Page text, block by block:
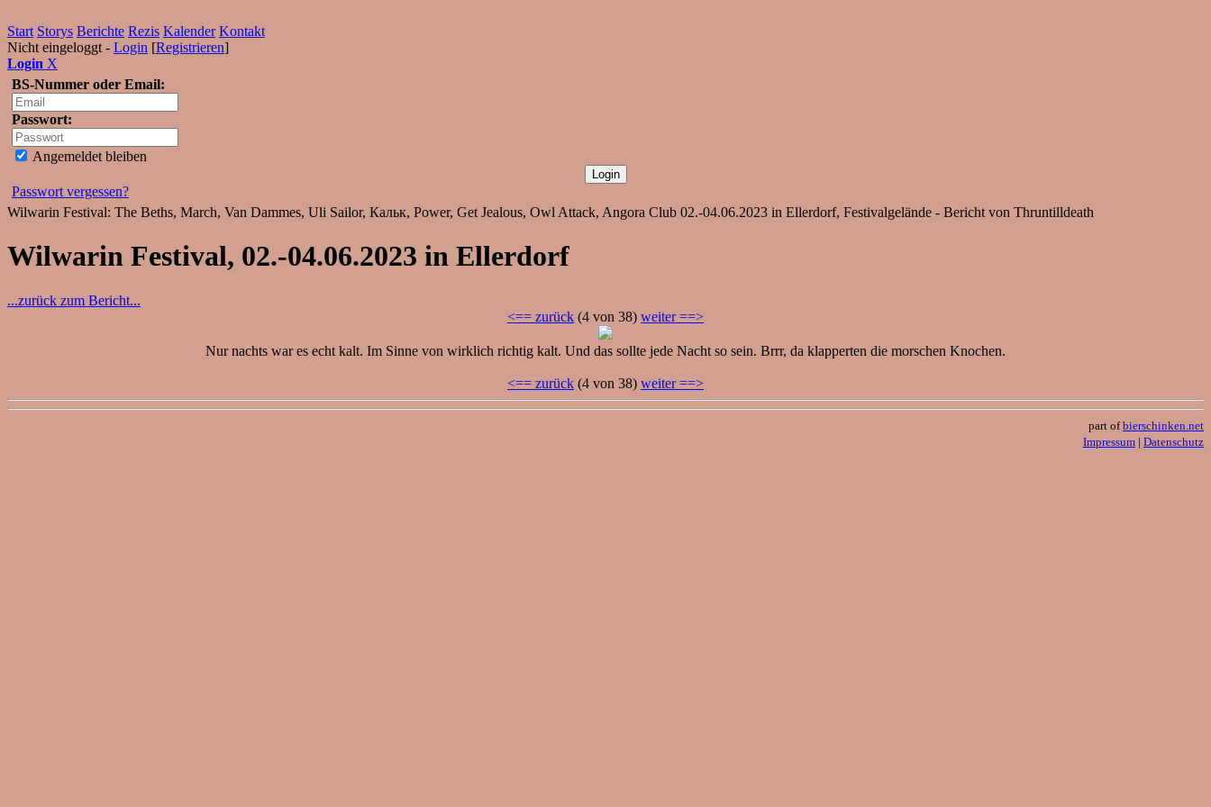
Start Storys Berichte Rezis Kalender Kontakt
Nicht eingeloggt - Login [Registrieren]
Login X
BS-Nummer oder Email:
Passwort:
Angemeldet bleiben
Passwort vergessen?
Wilwarin Festival: The Beths, March, Van Dammes, Uli Sailor, Кальк, Power, Get Jealous, Owl Attack, Angora Club 02.-04.06.2023 in Ellerdorf, Festivalgelände - Bericht von Thruntilldeath
Wilwarin Festival, 02.-04.06.2023 in Ellerdorf
...zurück zum Bericht...
<== zurück (4 von 38) weiter ==>
Nur nachts war es echt kalt. Im Sinne von wirklich richtig kalt. Und das sollte jede Nacht so sein. Brrr, da klapperten die morschen Knochen.
<== zurück (4 von 38) weiter ==>
part ofbierschinken.net
Impressum | Datenschutz